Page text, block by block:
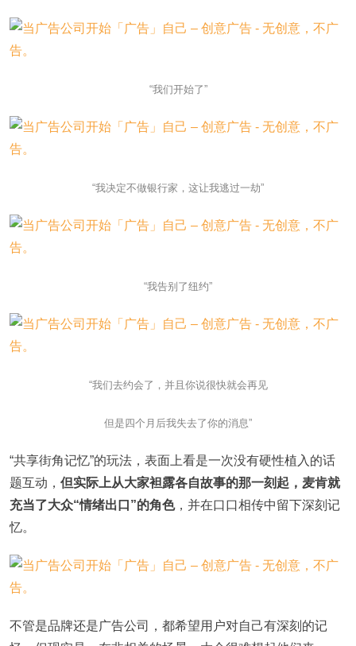
“我们开始了”
“我决定不做银行家，这让我逃过一劫”
“我告别了纽约”
“我们去约会了，并且你说很快就会再见
但是四个月后我失去了你的消息”
“共享街角记忆”的玩法，表面上看是一次没有硬性植入的话
题互动， 但实际上从大家袒露各自故事的那一刻起，麦肯就
充当了大众“情绪出口”的角色，并在口口相传中留下深刻记
忆。
不管是品牌还是广告公司，都希望用户对自己有深刻的记